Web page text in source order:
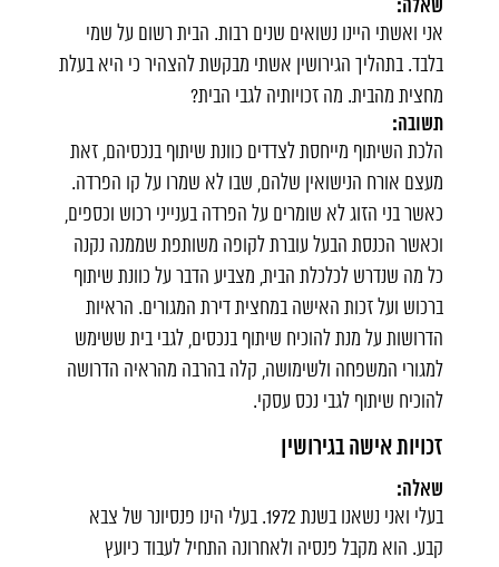
שאלה:
אני ואשתי היינו נשואים שנים רבות. הבית רשום על שמי
בלבד. בתהליך הגירושין אשתי מבקשת להצהיר כי היא בעלת
מחצית מהבית. מה זכויותיה לגבי הבית?
תשובה:
הלכת השיתוף מייחסת לצדדים כוונת שיתוף בנכסיהם, זאת
מעצם אורח הנישואין שלהם, שבו לא שמרו על קו הפרדה.
כאשר בני הזוג לא שומרים על הפרדה בענייני רכוש וכספים,
וכאשר הכנסת הבעל עוברת לקופה משותפת שממנה נקנה
כל מה שנדרש לכלכלת הבית, מצביע הדבר על כוונת שיתוף
ברכוש ועל זכות האישה במחצית דירת המגורים. הראיות
הדרושות על מנת להוכיח שיתוף בנכסים, לגבי בית ששימש
למגורי המשפחה ולשימושה, קלה בהרבה מהראיה הדרושה
להוכיח שיתוף לגבי נכס עסקי.
זכויות אישה בגירושין
שאלה:
בעלי ואני נשאנו בשנת 1972. בעלי הינו פנסיונר של צבא
קבע. הוא מקבל פנסיה ולאחרונה התחיל לעבוד כיועץ